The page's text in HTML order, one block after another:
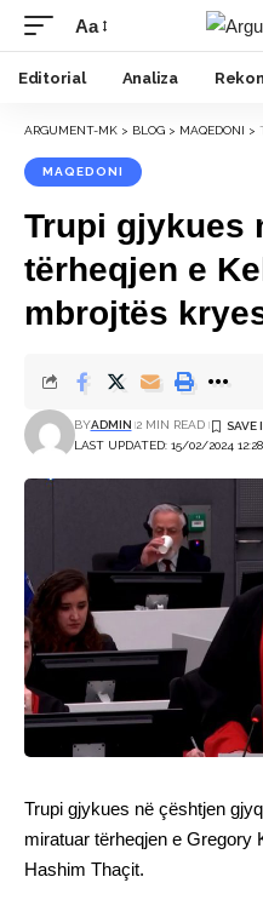
Font
Resizer
Aa
Editorial Analiza
ARGUMENT-MK > BLOG > MAQEDONI >
MAQEDONI
Trupi gjykues
tërheqjen e
mbrojtës
LAST UPDATED: 15/02/2024 12:28
BYADMIN 2 MIN READ
Trupi gjykues në çështjen
miratuar tërheqjen e Gregory
Hashim Thaçit.